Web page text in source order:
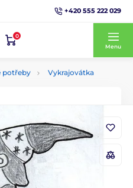
+420 555 222 029
0
Menu
potřeby Vykrajovátka